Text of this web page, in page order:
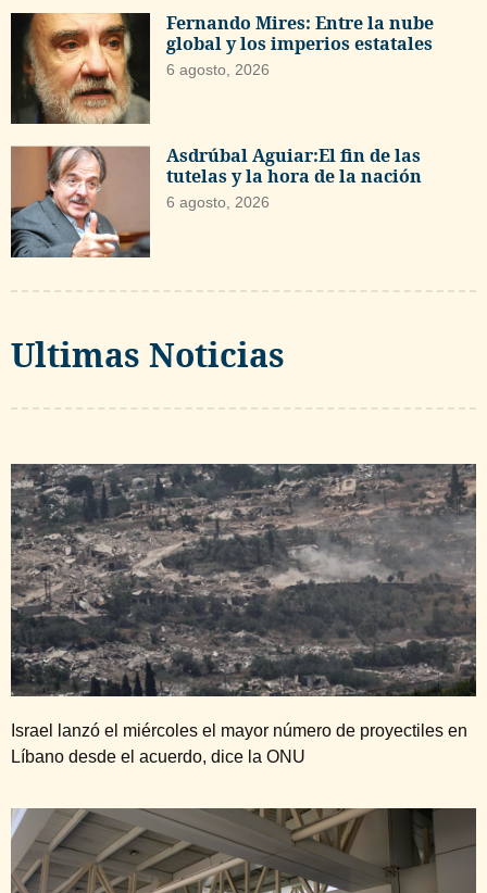
Fernando Mires: Entre la nube
global y los imperios estatales
6 agosto, 2026
Asdrúbal Aguiar:El fin de las
tutelas y la hora de la nación
6 agosto, 2026
Ultimas Noticias
Israel lanzó el miércoles el mayor número de proyectiles en
Líbano desde el acuerdo, dice la ONU